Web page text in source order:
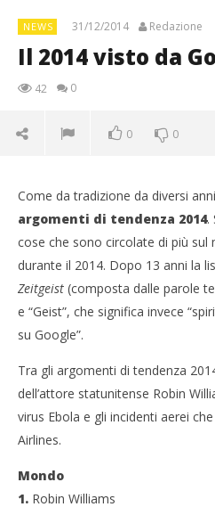
NEWS 31/12/2014 Redazione
Il 2014 visto da
42 0
0 0
31/12/2014
Redazione
Come da tradizione da diversi
argomenti di tendenza 2014.
cose che sono circolate di più sul
durante il 2014. Dopo 13 anni la
Zeitgeist (composta dalle parole
e “Geist”, che significa invece
su Google”.
Tra gli argomenti di tendenza
dell’attore statunitense Robin
virus Ebola e gli incidenti aerei
Airlines.
Mondo
1. Robin Williams